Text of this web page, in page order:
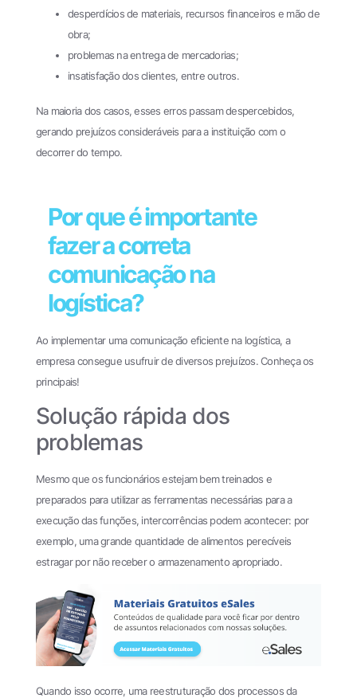
desperdícios de materiais, recursos financeiros e mão de
obra;
problemas na entrega de mercadorias;
insatisfação dos clientes, entre outros.
Na maioria dos casos, esses erros passam despercebidos,
gerando prejuízos consideráveis para a instituição com o
decorrer do tempo.
Por que é importante
fazer a correta
comunicação na
logística?
Ao implementar uma comunicação eficiente na logística, a
empresa consegue usufruir de diversos prejuízos. Conheça os
principais!
Solução rápida dos
problemas
Mesmo que os funcionários estejam bem treinados e
preparados para utilizar as ferramentas necessárias para a
execução das funções, intercorrências podem acontecer: por
exemplo, uma grande quantidade de alimentos perecíveis
estragar por não receber o armazenamento apropriado.
Quando isso ocorre, uma reestruturação dos processos da